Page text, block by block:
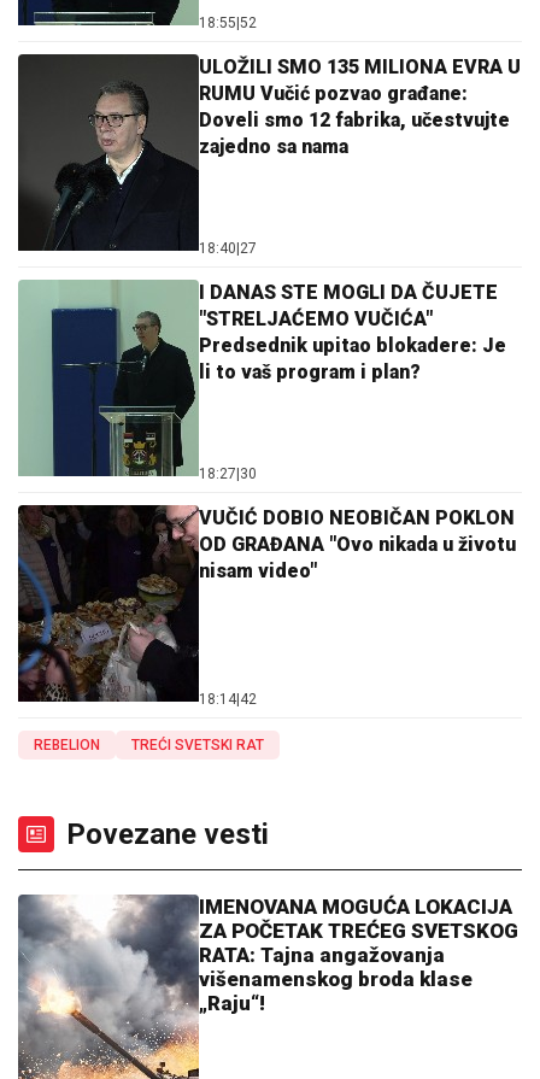
18:55 52
ULOŽILI SMO 135 MILIONA EVRA U
RUMU Vučić pozvao građane:
Doveli smo 12 fabrika, učestvujte
zajedno sa nama
18:40 27
I DANAS STE MOGLI DA ČUJETE
"STRELJAĆEMO VUČIĆA"
Predsednik upitao blokadere: Je
li to vaš program i plan?
18:27 30
VUČIĆ DOBIO NEOBIČAN POKLON
OD GRAĐANA "Ovo nikada u životu
nisam video"
18:14 42
REBELION TREĆI SVETSKI RAT
Povezane vesti
IMENOVANA MOGUĆA LOKACIJA
ZA POČETAK TREĆEG SVETSKOG
RATA: Tajna angažovanja
višenamenskog broda klase
„Raju“!